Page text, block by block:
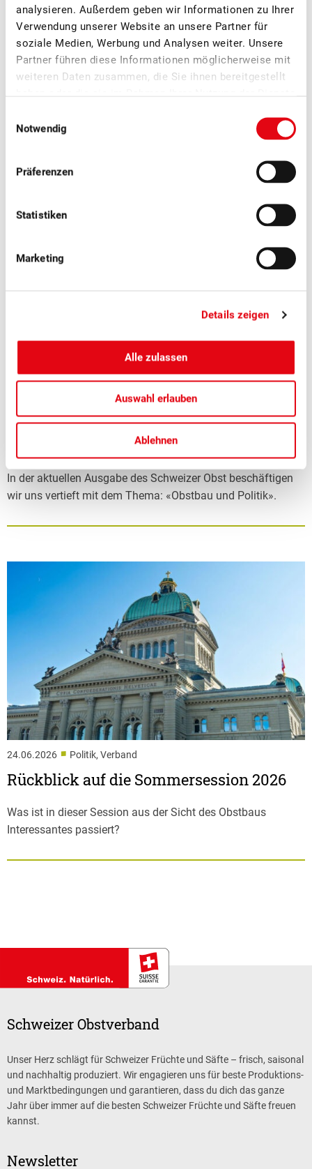
analysieren. Außerdem geben wir Informationen zu Ihrer
Verwendung unserer Website an unsere Partner für
soziale Medien, Werbung und Analysen weiter. Unsere
Partner führen diese Informationen möglicherweise mit
weiteren Daten zusammen, die Sie ihnen bereitgestellt
Notwendig
Präferenzen
Statistiken
Marketing
Details zeigen
Alle zulassen
Auswahl erlauben
Ablehnen
08.07.2026 ■ Mostobst, Verarbeitung, Verband
Erfolgreicher Netzwerkanlass Schweizer
Mostereien
Ende Juni standen der fachliche Austausch, neue Impulse
und die Vernetzung innerhalb der Branche im Zentrum.
Mitgliedermagazin, Politik, Publikationen
Schweizer Obst 3/2026: Obstbau und
In der aktuellen Ausgabe des Schweizer Obst beschäftigen
wir uns vertieft mit dem Thema: «Obstbau und Politik».
24.06.2026 ■ Politik, Verband
Rückblick auf die Sommersession 2026
Was ist in dieser Session aus der Sicht des Obstbaus
Interessantes passiert?
Schweizer Obstverband
Unser Herz schlägt für Schweizer Früchte und Säfte – frisch, saisonal
und nachhaltig produziert. Wir engagieren uns für beste Produktions-
und Marktbedingungen und garantieren, dass du dich das ganze
Jahr über immer auf die besten Schweizer Früchte und Säfte freuen
kannst.
Newsletter